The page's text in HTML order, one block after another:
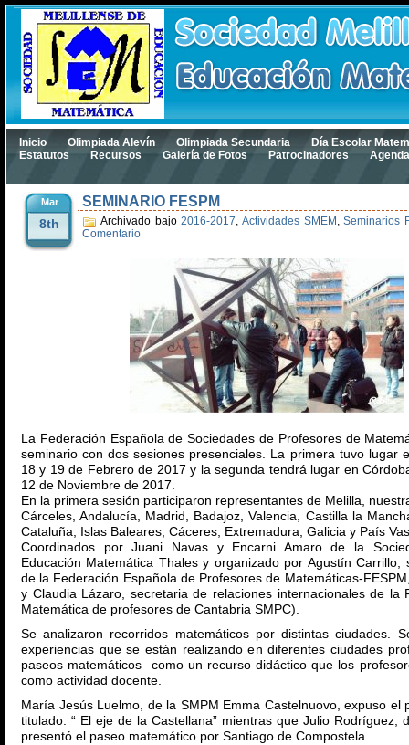
Inicio Olimpiada Alevín Olimpiada Secundaria
Día Escolar
Estatutos
Recursos Galería de Fotos Patrocinadores
Mar
8th
SEMINARIO FESPM
Archivado bajo2016-2017,Actividades SMEM ,Seminarios
Comentario
La Federación Española de Sociedades de Profesores de
seminario con dos sesiones presenciales. La primera tuvo lugar
18 y 19 de Febrero de 2017 y la segunda tendrá lugar en
12 de Noviembre de 2017.
En la primera sesión participaron representantes de Melilla,
Cárceles, Andalucía, Madrid, Badajoz, Valencia, Castilla la
Cataluña, Islas Baleares, Cáceres, Extremadura, Galicia y País
Coordinados por Juani Navas y Encarni Amaro de la
Educación Matemática Thales y organizado por Agustín Carrillo,
de la Federación Española de Profesores de Matemáticas-
y Claudia Lázaro, secretaria de relaciones internacionales de la
Matemática de profesores de Cantabria SMPC).
Se analizaron recorridos matemáticos por distintas ciudades.
experiencias que se están realizando en diferentes ciudades
paseos matemáticos como un recurso didáctico que los
como actividad docente.
María Jesús Luelmo, de la SMPM Emma Castelnuovo, expuso el
titulado: “ El eje de la Castellana” mientras que Julio Rodríguez,
presentó el paseo matemático por Santiago de Compostela.